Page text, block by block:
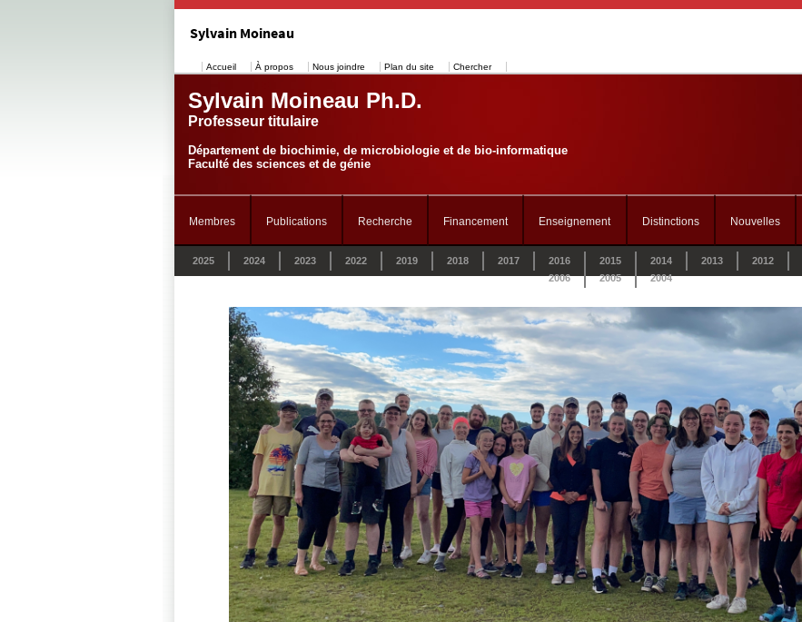
Sylvain Moineau
Accueil À propos Nous joindre Plan du site Chercher
Sylvain Moineau Ph.D.
Professeur titulaire
Département de biochimie, de microbiologie et de bio-informatique
Faculté des sciences et de génie
Membres Publications Recherche Financement Enseignement Distinctions Nouvelles
2025 2024 2023 2022 2019 2018 2017 2016 2015 2014 2013 2012
2006
2005 2004